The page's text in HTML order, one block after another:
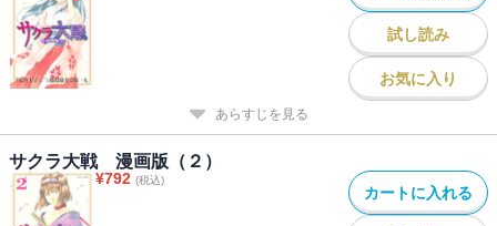
試し読み
お気に入り
あらすじを見る
サクラ大戦 漫画版（２）
¥792 (税込)
カートに入れる